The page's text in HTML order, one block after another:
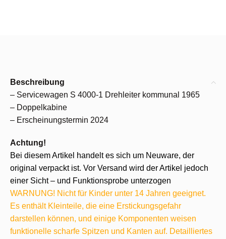
Beschreibung
– Servicewagen S 4000-1 Drehleiter kommunal 1965
– Doppelkabine
– Erscheinungstermin 2024
Achtung!
Bei diesem Artikel handelt es sich um Neuware, der
original verpackt ist. Vor Versand wird der Artikel jedoch
einer Sicht – und Funktionsprobe unterzogen
WARNUNG! Nicht für Kinder unter 14 Jahren geeignet.
Es enthält Kleinteile, die eine Erstickungsgefahr
darstellen können, und einige Komponenten weisen
funktionelle scharfe Spitzen und Kanten auf. Detailliertes